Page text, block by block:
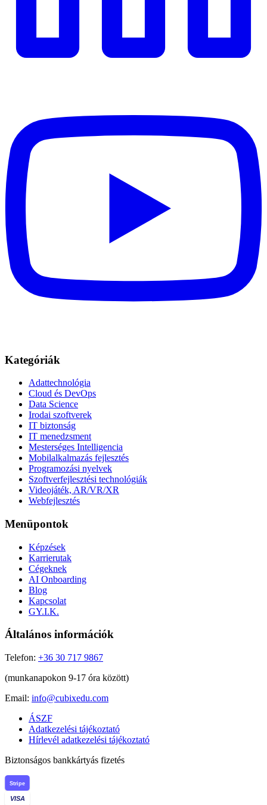
Kategóriák
Adattechnológia
Cloud és DevOps
Data Science
Irodai szoftverek
IT biztonság
IT menedzsment
Mesterséges Intelligencia
Mobilalkalmazás fejlesztés
Programozási nyelvek
Szoftverfejlesztési technológiák
Videojáték, AR/VR/XR
Webfejlesztés
Menüpontok
Képzések
Karrierutak
Cégeknek
AI Onboarding
Blog
Kapcsolat
GY.I.K.
Általános információk
Telefon: +36 30 717 9867
(munkanapokon 9-17 óra között)
Email: info@cubixedu.com
ÁSZF
Adatkezelési tájékoztató
Hírlevél adatkezelési tájékoztató
Biztonságos bankkártyás fizetés
Stripe
VISA